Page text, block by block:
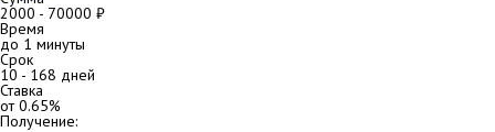
2000 - 70000 ₽
Время
до 1 минуты
Срок
10 - 168 дней
Ставка
от0.65%
Получение: